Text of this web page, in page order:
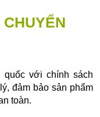
với chính sách
đảm bảo sản phẩm
toàn.